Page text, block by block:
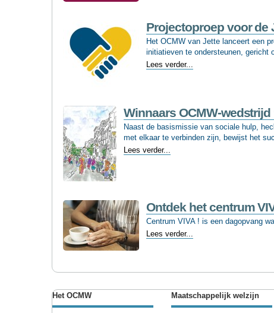
Projectoproep voor de
Het OCMW van Jette lanceert een
initiatieven te ondersteunen, gericht
Projectoproep
actoren
-
Lees verder...
Winnaars OCMW-wedstrijd
Naast de basismissie van sociale hulp,
met elkaar te verbin­den zijn, bewijst het
Winnaars
en
solidair’
bekend
-
Lees verder...
Ontdek het centrum
Centrum VIVA ! is een dagopvang
Ontdek
Lees verder...
Het OCMW Maatschappelijk welzijn